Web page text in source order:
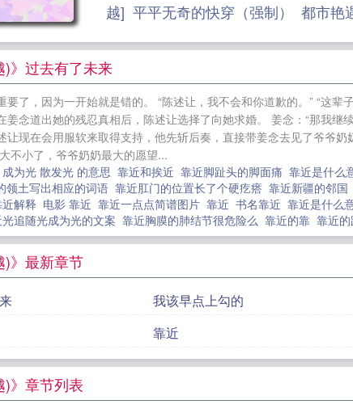
越] 平平无奇的快穿（强制） 都市艳
催妈妈再婚
)》过去有了未来
要了，因为一开始就是错的。 “陈述让，我不会和你道歉的。” “这
姜念道出她的残忍真相后，陈述让选择了向她求婚。 姜念：“那我
让现在会用服软来取得支持，他先斩后奏，直接带姜念去见了爷爷
不小了，爷爷奶奶最大的愿望...
为光 散发光 的意思 靠近和挨近 靠近脚趾头的脚面痛 靠近是什么
领土写出相应的词语 靠近肛门的位置长了个硬疙瘩 靠近新疆的邻国
解释 电影 靠近 靠近一点点简谱图片 靠近 书名靠近 靠近是什么
追随光成为光的文案 靠近胸膜的肺结节很危险么 靠近的靠 靠近
)》最新章节
我该早点上勾的
靠近
)》章节列表